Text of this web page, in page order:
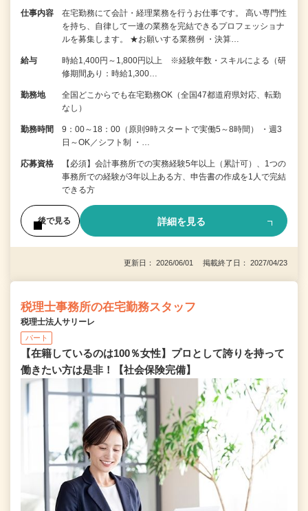
仕事内容
在宅勤務にて会計・経理業務を行うお仕事です。 高い専門性
を持ち、自律して一連の業務を完結できるプロフェッショナ
ルを募集します。 ★お願いする業務例 ・決算…
給与
時給1,400円～1,800円以上 ※経験年数・スキルによる（研
修期間あり：時給1,300…
勤務地
全国どこからでも在宅勤務OK（全国47都道府県対応、転勤
なし）
勤務時間
9：00～18：00（原則9時スタートで実働5～8時間） ・週3
日～OK／シフト制 ・…
応募資格
【必須】会計事務所での実務経験5年以上（累計可）、1つの
事務所での経験が3年以上ある方、申告書の作成を1人で完結
できる方
後で見る 詳細を見る
更新日： 2026/06/01 掲載終了日： 2027/04/23
税理士事務所の在宅勤務スタッフ
税理士法人サリーレ
パート
【在籍しているのは100％女性】プロとして誇りを持って
働きたい方は是非！【社会保険完備】